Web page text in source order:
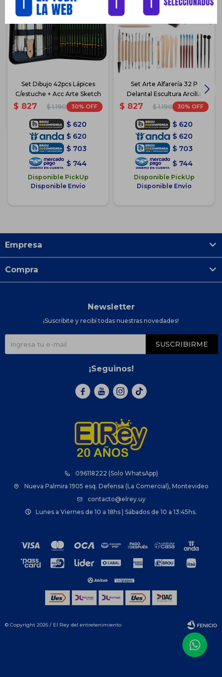
Set Dibujo 42pcs Lápices
C/estuche + Acc Arte Sketch
$ 827 $ 1.190 30
$ 620
$ 620
$ 703
$ 744
Disponible PickUp
Disponible Envío
Set Arte Alfarería 32 P
Delantal Escultura Arcilla
$ 827 $ 1.190 30
$ 620
$ 620
$ 703
$ 744
Disponible PickUp
Disponible Envío
096118222 (Solo WhatsApp)
Nueva Palmira 1905 esq. Defensa (La Comercial), Montevideo
contacto@elrey.uy
Lunes a Viernes de 10 a 18hs | Sábados de 10 a 13:45hs.
Empresa
Compra
Newsletter
¡Suscribite y recibí todas nuestras novedades!
SUSCRIBIRME
¡Seguinos!
  
© Copyright 2026 / El Rey del entretenimiento